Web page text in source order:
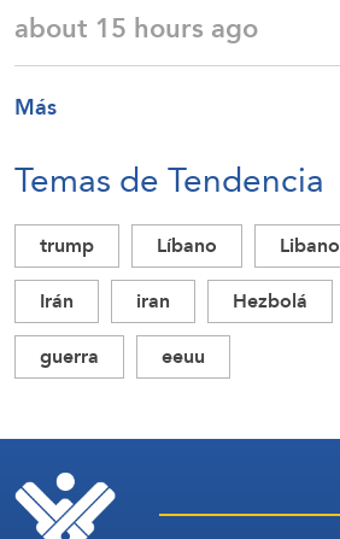
about 15 hours ago
Más
Temas de Tendencia
trump Líbano Libano
Irán
iran Hezbolá
guerra
eeuu